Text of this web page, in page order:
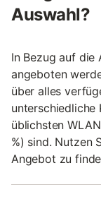
Auswahl?
In Bezug auf die
angeboten
über alles
üblichsten
%) sind. Nutzen
Angebot zu